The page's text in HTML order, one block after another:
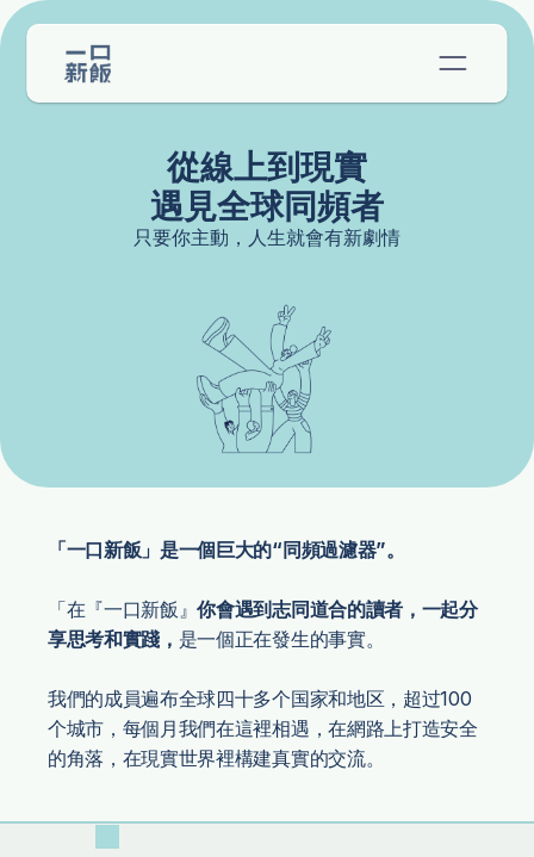
從線上到現實
遇見全球同頻者
只要你主動，人生就會有新劇情
「一口新飯」是一個巨大的“同頻過濾器”。
「在『一口新飯』你會遇到志同道合的讀者，一起分
享思考和實踐， 是一個正在發生的事實。
我們的成員遍布全球四十多个国家和地区，超过100
个城市，每個月我們在這裡相遇，在網路上打造安全
的角落，在現實世界裡構建真實的交流。